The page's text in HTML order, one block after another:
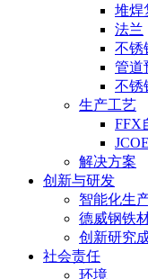
堆焊
法兰
不锈
管道
不锈
生产工艺
FFX
解决方案
创新与研发
智能化生
德威钢铁
创新研究
社会责任
环境